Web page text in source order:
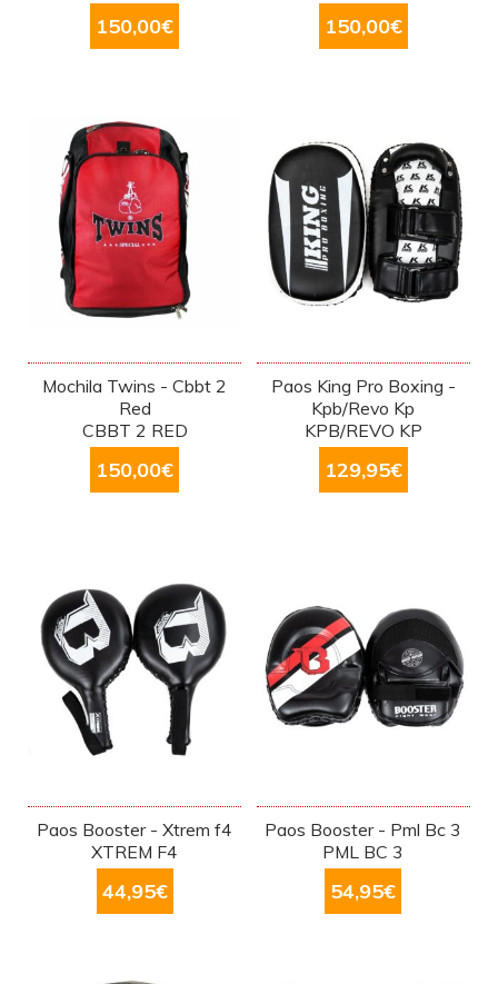
150,00€ 150,00€
Mochila Twins - Cbbt 2
Red
CBBT 2 RED
150,00€
Paos King Pro Boxing -
Kpb/Revo Kp
KPB/REVO KP
129,95€
Paos Booster - Xtrem f4
XTREM F4
44,95€
Paos Booster - Pml Bc 3
PML BC 3
54,95€